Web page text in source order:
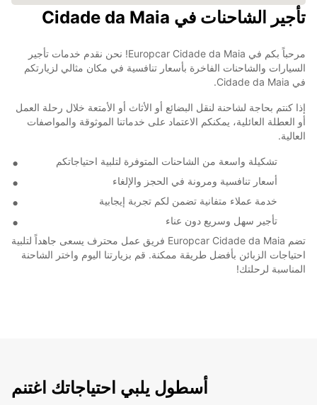
تأجير الشاحنات في Cidade da Maia
مرحباً بكم في Europcar Cidade da Maia! نحن نقدم خدمات تأجير
السيارات والشاحنات الفاخرة بأسعار تنافسية في مكان مثالي لزيارتكم
في Cidade da Maia.
إذا كنتم بحاجة لشاحنة لنقل البضائع أو الأثاث أو الأمتعة خلال رحلة العمل
أو العطلة العائلية، يمكنكم الاعتماد على خدماتنا الموثوقة والمواصفات
العالية.
تشكيلة واسعة من الشاحنات المتوفرة لتلبية احتياجاتكم
أسعار تنافسية ومرونة في الحجز والإلغاء
خدمة عملاء متفانية تضمن لكم تجربة إيجابية
تأجير سهل وسريع دون عناء
تضم Europcar Cidade da Maia فريق عمل محترف يسعى جاهداً لتلبية
احتياجات الزبائن بأفضل طريقة ممكنة. قم بزيارتنا اليوم واختر الشاحنة
المناسبة لرحلتك!
أسطول يلبي احتياجاتك اغتنم